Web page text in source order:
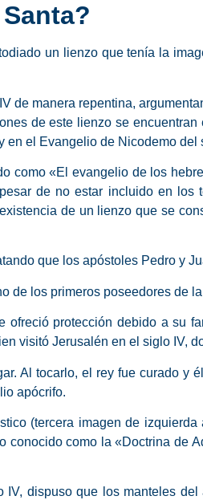
un lienzo que tenía la
manera repentina,
de este lienzo se
en el Evangelio de Nicodemo del
como «El evangelio de los
de no estar incluido en
de un lienzo que se
que los apóstoles Pedro y
de los primeros poseedores de
protección debido a su
visitó Jerusalén en el siglo IV,
Al tocarlo, el rey fue curado y
apócrifo.
(tercera imagen de
conocido como la «Doctrina
dispuso que los manteles